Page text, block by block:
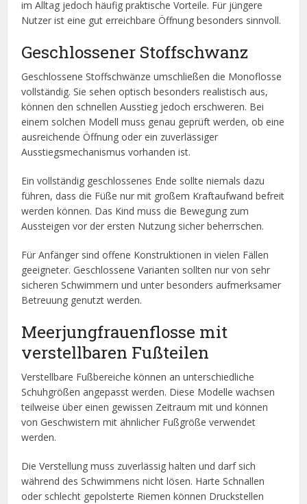
im Alltag jedoch häufig praktische Vorteile. Für jüngere
Nutzer ist eine gut erreichbare Öffnung besonders sinnvoll.
Geschlossener Stoffschwanz
Geschlossene Stoffschwänze umschließen die Monoflosse
vollständig. Sie sehen optisch besonders realistisch aus,
können den schnellen Ausstieg jedoch erschweren. Bei
einem solchen Modell muss genau geprüft werden, ob eine
ausreichende Öffnung oder ein zuverlässiger
Ausstiegsmechanismus vorhanden ist.
Ein vollständig geschlossenes Ende sollte niemals dazu
führen, dass die Füße nur mit großem Kraftaufwand befreit
werden können. Das Kind muss die Bewegung zum
Aussteigen vor der ersten Nutzung sicher beherrschen.
Für Anfänger sind offene Konstruktionen in vielen Fällen
geeigneter. Geschlossene Varianten sollten nur von sehr
sicheren Schwimmern und unter besonders aufmerksamer
Betreuung genutzt werden.
Meerjungfrauenflosse mit
verstellbaren Fußteilen
Verstellbare Fußbereiche können an unterschiedliche
Schuhgrößen angepasst werden. Diese Modelle wachsen
teilweise über einen gewissen Zeitraum mit und können
von Geschwistern mit ähnlicher Fußgröße verwendet
werden.
Die Verstellung muss zuverlässig halten und darf sich
während des Schwimmens nicht lösen. Harte Schnallen
oder schlecht gepolsterte Riemen können Druckstellen